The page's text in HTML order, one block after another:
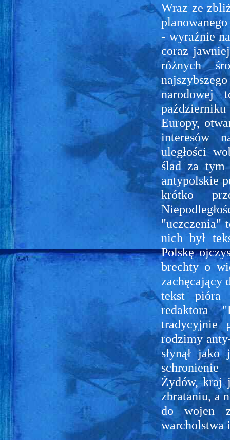
Wraz ze
- wyraźnie
coraz
różnych
narodowej
Europy,
interesów
uległości
ślad za tym
antypolskie
krótko
"uczczenia"
nich był
Polskę
brechty o
zachęcający
tekst pióra
redaktora
tradycyjnie
rodzimy
słynął
Żydów, kraj
zbrataniu, a
do wojen
warcholstwa